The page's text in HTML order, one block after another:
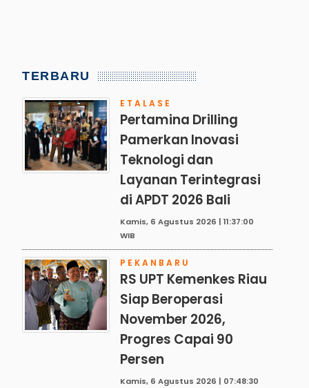
TERBARU
ETALASE
Pertamina Drilling
Pamerkan Inovasi
Teknologi dan
Layanan Terintegrasi
di APDT 2026 Bali
Kamis, 6 Agustus 2026 | 11:37:00
WIB
PEKANBARU
RS UPT Kemenkes Riau
Siap Beroperasi
November 2026,
Progres Capai 90
Persen
Kamis, 6 Agustus 2026 | 07:48:30